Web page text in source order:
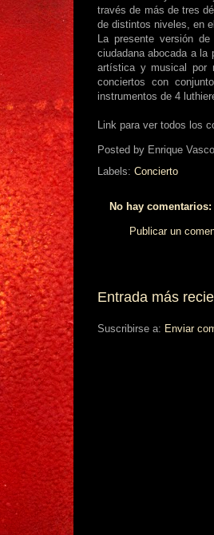
través de más de tres
de distintos niveles, en
La presente versión
ciudadana abocada a la
artística y musical por
conciertos con
instrumentos de 4
Link para ver todos los
Posted by Enrique
Labels: Concierto
No hay comentarios:
Publicar un
Entrada más
Suscribirse a: Enviar